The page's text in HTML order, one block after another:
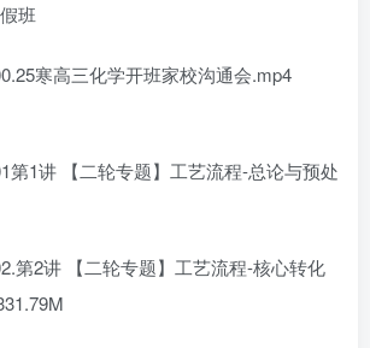
班
寒高三化学开班家校沟通会.mp4
讲 【二轮专题】工艺流程-总论与预处
2讲 【二轮专题】工艺流程-核心转化